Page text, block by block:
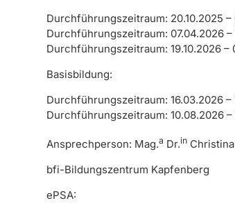
Durchführungszeitraum: 20.10.2025 –
Durchführungszeitraum: 07.04.2026 –
Durchführungszeitraum: 19.10.2026 –
Basisbildung:
Durchführungszeitraum: 16.03.2026 –
Durchführungszeitraum: 10.08.2026 –
Ansprechperson: Mag.a Dr.in
bfi-Bildungszentrum Kapfenberg
ePSA: